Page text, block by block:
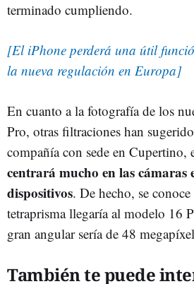
terminado cumpliendo.
[El iPhone perderá una útil
la nueva regulación en Europa]
En cuanto a la fotografía de los
Pro, otras filtraciones han
compañía con sede en Cupertino,
centrará mucho en las cámaras
dispositivos. De hecho, se
tetraprisma llegaría al modelo 16
gran angular sería de 48
También te puede